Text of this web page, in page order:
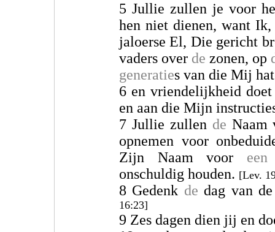
5 Jullie zullen je voor
hen niet dienen, want
jaloerse El, Die gericht
vaders over de zonen, op
generaties van die Mij
6 en vriendelijkheid
en aan die Mijn
7 Jullie zullen de Naam
opnemen voor
Zijn Naam voor een
onschuldig houden. [Lev.
8 Gedenk de dag van
16:23]
9 Zes dagen dien jij en